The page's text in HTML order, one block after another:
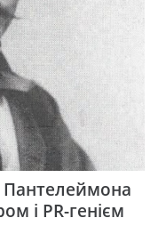
Пантелеймона
і PR-генієм